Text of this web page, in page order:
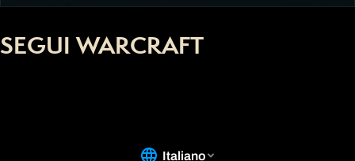
SEGUI WARCRAFT